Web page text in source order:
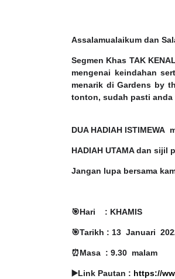
Assalamualaikum dan
Segmen Khas TAK
mengenai keindahan
menarik di Gardens by
tonton, sudah pasti anda
DUA HADIAH ISTIMEWA
HADIAH UTAMA dan sijil
Jangan lupa bersama
🎯Hari : KHAMIS
🎯Tarikh : 13 Januari
⏰Masa : 9.30 malam
▶️Link Pautan : https://